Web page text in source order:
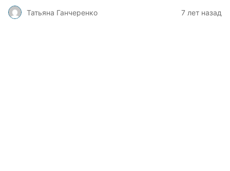
Татьяна Ганчеренко 7 лет назад